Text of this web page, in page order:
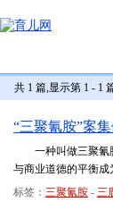
共 1 篇,显示第 1 - 1
“三聚氰胺”案
一种叫做三聚氰胺
与商业道德的平衡成
标签： 三聚氰胺 - 三